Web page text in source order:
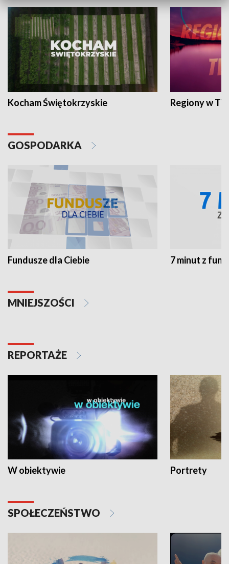
Kocham Świętokrzyskie Regiony w
GOSPODARKA
Fundusze dla Ciebie 7 minut z
MNIEJSZOŚCI
REPORTAŻE
W obiektywie Portrety
SPOŁECZEŃSTWO